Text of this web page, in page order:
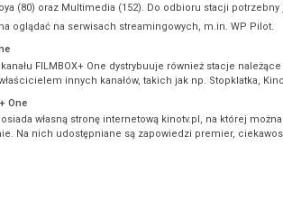
(80) oraz Multimedia (152). Do odbioru stacji
oglądać na serwisach streamingowych, m.in. WP Pilot.
FILMBOX+ One dystrybuuje również stacje
innych kanałów, takich jak np. Stopklatka,
One
własną stronę internetową kinotv.pl, na której
Na nich udostępniane są zapowiedzi premier,